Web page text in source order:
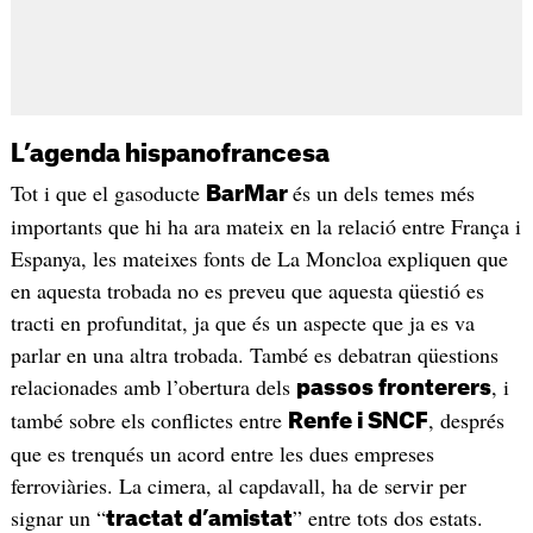
L’agenda hispanofrancesa
Tot i que el gasoducte BarMar és un dels temes més
importants que hi ha ara mateix en la relació entre França i
Espanya, les mateixes fonts de La Moncloa expliquen que
en aquesta trobada no es preveu que aquesta qüestió es
tracti en profunditat, ja que és un aspecte que ja es va
parlar en una altra trobada. També es debatran qüestions
relacionades amb l’obertura dels passos fronterers, i
també sobre els conflictes entre Renfe i SNCF, després
que es trenqués un acord entre les dues empreses
ferroviàries. La cimera, al capdavall, ha de servir per
signar un “tractat d’amistat” entre tots dos estats.